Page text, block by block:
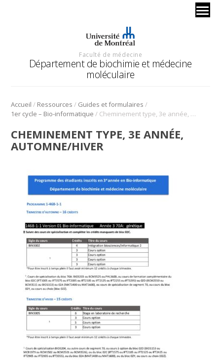
Faculté de médecine
Département de biochimie et médecine
moléculaire
Accueil / Ressources / Guides et formulaires /
1er cycle – Bio-informatique / Cheminement type, 3e année, Automne/Hiver
CHEMINEMENT TYPE, 3E ANNÉE,
AUTOMNE/HIVER